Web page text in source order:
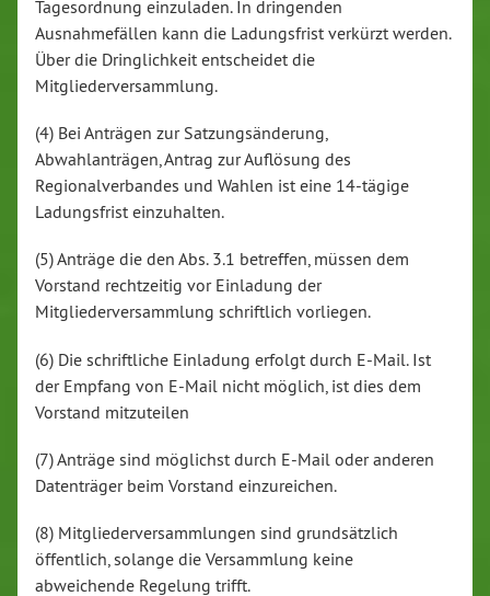
Tagesordnung einzuladen. In dringenden
Ausnahmefällen kann die Ladungsfrist verkürzt werden.
Über die Dringlichkeit entscheidet die
Mitgliederversammlung.
(4) Bei Anträgen zur Satzungsänderung,
Abwahlanträgen, Antrag zur Auflösung des
Regionalverbandes und Wahlen ist eine 14-tägige
Ladungsfrist einzuhalten.
(5) Anträge die den Abs. 3.1 betreffen, müssen dem
Vorstand rechtzeitig vor Einladung der
Mitgliederversammlung schriftlich vorliegen.
(6) Die schriftliche Einladung erfolgt durch E-Mail. Ist
der Empfang von E-Mail nicht möglich, ist dies dem
Vorstand mitzuteilen
(7) Anträge sind möglichst durch E-Mail oder anderen
Datenträger beim Vorstand einzureichen.
(8) Mitgliederversammlungen sind grundsätzlich
öffentlich, solange die Versammlung keine
abweichende Regelung trifft.